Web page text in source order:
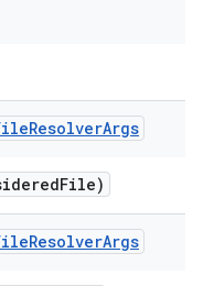
ResolverArgs
File)
ResolverArgs